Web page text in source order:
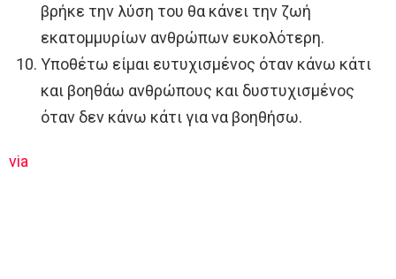
βρήκε την λύση του θα κάνει την ζωή
εκατομμυρίων ανθρώπων ευκολότερη.
Υποθέτω είμαι ευτυχισμένος όταν κάνω κάτι
και βοηθάω ανθρώπους και δυστυχισμένος
όταν δεν κάνω κάτι για να βοηθήσω.
via